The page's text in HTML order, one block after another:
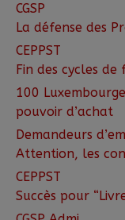
CGSP
La défense des
CEPPST
Fin des cycles
100
pouvoir d’achat
Demandeurs
Attention, les
CEPPST
Succès pour